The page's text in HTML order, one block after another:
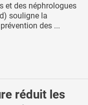
et des néphrologues
souligne la
des ...
réduit les